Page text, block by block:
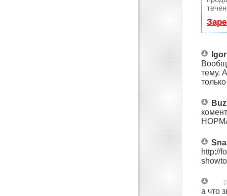
тему.
http://
а что